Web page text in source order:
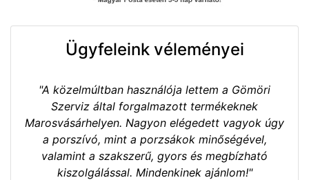
Ügyfeleink véleményei
"A közelmúltban használója lettem a Gömöri
Szerviz által forgalmazott termékeknek
Marosvásárhelyen. Nagyon elégedett vagyok úgy
a porszívó, mint a porzsákok minőségével,
valamint a szakszerű, gyors és megbízható
kiszolgálással. Mindenkinek ajánlom!"